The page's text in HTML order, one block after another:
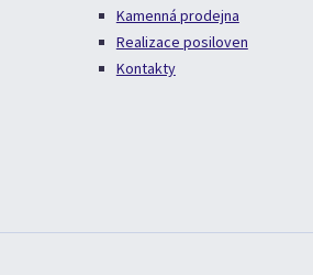
Kamenná prodejna
Realizace posiloven
Kontakty